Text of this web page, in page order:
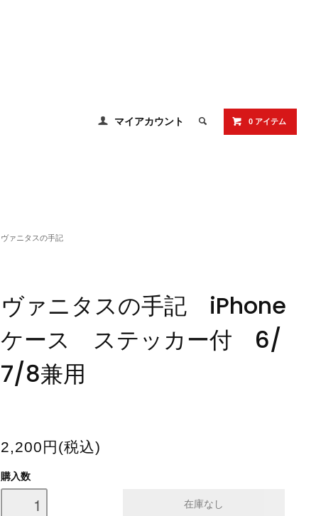
マイアカウント 0 アイテム
ヴァニタスの手記
ヴァニタスの手記 iPhone
ケース ステッカー付 6/
7/8兼用
2,200円(税込)
購入数